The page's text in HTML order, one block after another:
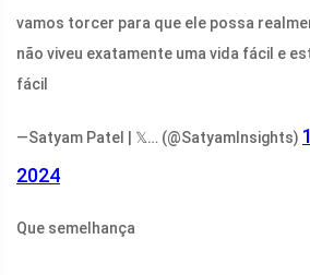
vamos torcer para que ele possa
não viveu exatamente uma vida fácil e
fácil
—Satyam Patel | 𝕏… (@SatyamInsights)
2024
Que semelhança